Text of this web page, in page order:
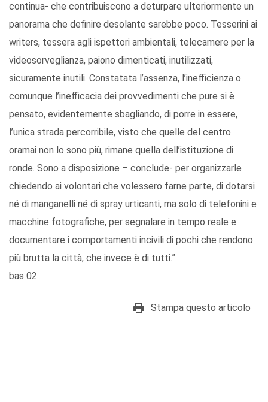
continua- che contribuiscono a deturpare ulteriormente un
panorama che definire desolante sarebbe poco. Tesserini ai
writers, tessera agli ispettori ambientali, telecamere per la
videosorveglianza, paiono dimenticati, inutilizzati,
sicuramente inutili. Constatata l’assenza, l’inefficienza o
comunque l’inefficacia dei provvedimenti che pure si è
pensato, evidentemente sbagliando, di porre in essere,
l’unica strada percorribile, visto che quelle del centro
oramai non lo sono più, rimane quella dell’istituzione di
ronde. Sono a disposizione – conclude- per organizzarle
chiedendo ai volontari che volessero farne parte, di dotarsi
né di manganelli né di spray urticanti, ma solo di telefonini e
macchine fotografiche, per segnalare in tempo reale e
documentare i comportamenti incivili di pochi che rendono
più brutta la città, che invece è di tutti.”
bas 02
Stampa questo articolo